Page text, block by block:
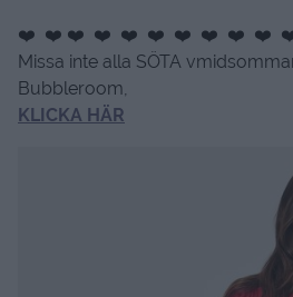
❤️ ❤️ ❤️ ❤️ ❤️ ❤️ ❤️ ❤️ ❤️ ❤️
Missa inte alla SÖTA
Bubbleroom,
KLICKA HÄR